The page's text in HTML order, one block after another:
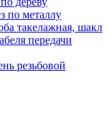
по металлу
такелажная, шакл
передачи
резьбовой